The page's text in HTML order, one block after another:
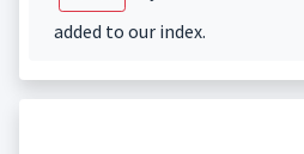
added to our index.